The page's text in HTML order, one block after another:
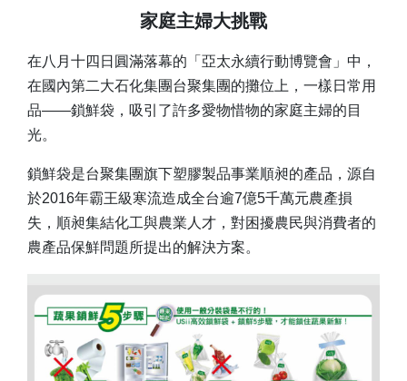
家庭主婦大挑戰
在八月十四日圓滿落幕的「亞太永續行動博覽會」中，
在國內第二大石化集團台聚集團的攤位上，一樣日常用
品——鎖鮮袋，吸引了許多愛物惜物的家庭主婦的目
光。
鎖鮮袋是台聚集團旗下塑膠製品事業順昶的產品，源自
於2016年霸王級寒流造成全台逾7億5千萬元農產損
失，順昶集結化工與農業人才，對困擾農民與消費者的
農產品保鮮問題所提出的解決方案。